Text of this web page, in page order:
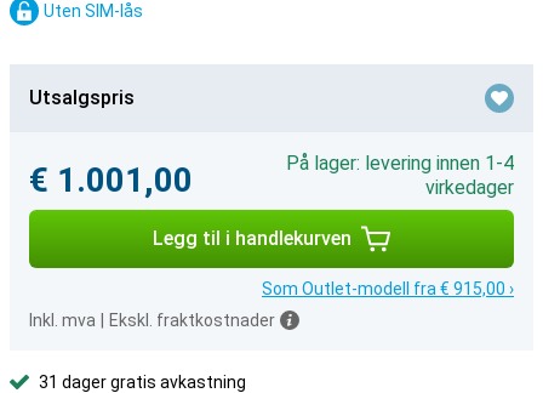
Uten SIM-lås
Utsalgspris
€ 1.001,00
På lager: levering innen 1-4
virkedager
Legg til i handlekurven
Som Outlet-modell fra € 915,00 ›
Inkl. mva
Ekskl. fraktkostnader
31 dager gratis avkastning